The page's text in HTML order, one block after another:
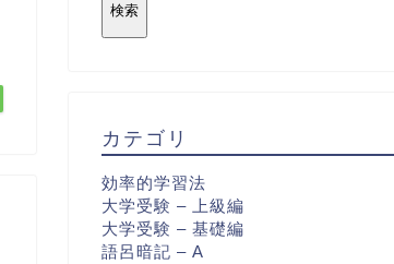
検索
カテゴリ
効率的学習法
大学受験 – 上級編
大学受験 – 基礎編
語呂暗記 – A